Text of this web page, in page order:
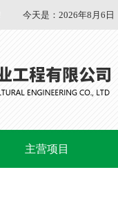
今天是： 2026年8月6日
主营项目